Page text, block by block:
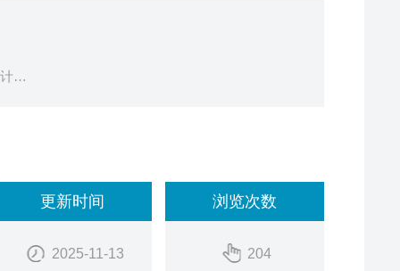
，轻松穿墙
更新时间
2025-11-13
浏览次数
204